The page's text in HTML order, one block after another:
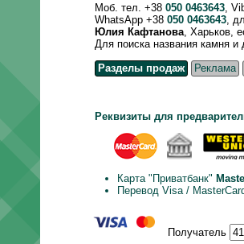
Моб. тел. +38 050 0463643 ,
WhatsApp +38 050 0463643 ,
Юлия Кафтанова , Харьков,
Для поиска названия камня и
Разделы продаж Реклама
Реквизиты для
Карта "Приватбанк"
Перевод Visa /
Получатель